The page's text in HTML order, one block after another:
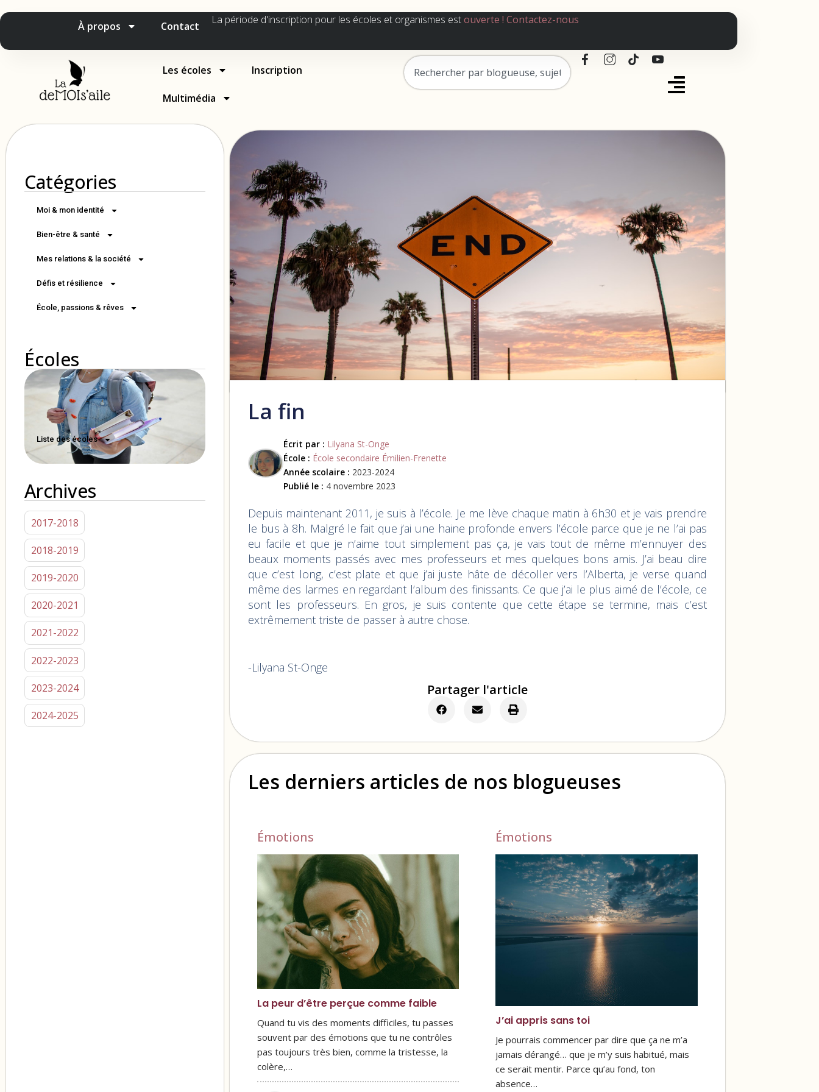
À propos Contact La période d'inscription pour les écoles et organismes estouverte ! Contactez-nous
Les écoles Inscription
Multimédia
Catégories
Moi & mon identité
Bien-être & santé
Mes relations & la société
Défis et résilience
École, passions & rêves
Écoles
Liste des écoles
Archives
2017-2018
2018-2019
2019-2020
2020-2021
2021-2022
2022-2023
2023-2024
2024-2025
La fin
Écrit par : Lilyana St-Onge
École : École secondaire Émilien-Frenette
Année scolaire : 2023-2024
Publié le : 4 novembre 2023
Depuis maintenant 2011, je suis à l’école. Je me lève chaque matin à 6h30 et je vais prendre
le bus à 8h. Malgré le fait que j’ai une haine profonde envers l’école parce que je ne l’ai pas
eu facile et que je n’aime tout simplement pas ça, je vais tout de même m’ennuyer des
beaux moments passés avec mes professeurs et mes quelques bons amis. J’ai beau dire
que c’est long, c’est plate et que j’ai juste hâte de décoller vers l’Alberta, je verse quand
même des larmes en regardant l’album des finissants. Ce que j’ai le plus aimé de l’école, ce
sont les professeurs. En gros, je suis contente que cette étape se termine, mais c’est
extrêmement triste de passer à autre chose.
-Lilyana St-Onge
Partager l'article
Les derniers articles de nos blogueuses
Émotions
La peur d’être perçue comme faible
Quand tu vis des moments difficiles, tu passes
souvent par des émotions que tu ne contrôles
pas toujours très bien, comme la tristesse, la
colère,…
Émotions
J’ai appris sans toi
Je pourrais commencer par dire que ça ne m’a
jamais dérangé… que je m’y suis habitué, mais
ce serait mentir. Parce qu’au fond, ton
absence…